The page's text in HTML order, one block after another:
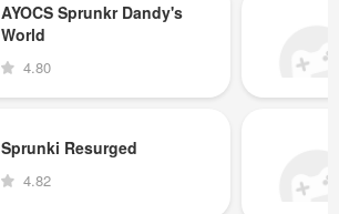
AYOCS Sprunkr Dandy's
World
4.80
Sprunki Resurged
4.82